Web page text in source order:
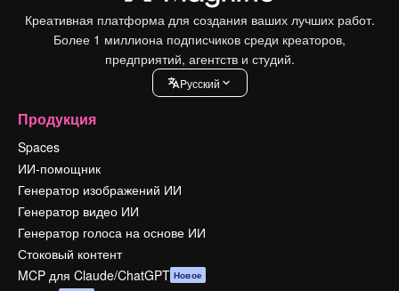
Креативная платформа для создания ваших лучших работ.
Более 1 миллиона подписчиков среди креаторов,
предприятий, агентств и студий.
Pусский
Продукция
Spaces
ИИ-помощник
Генератор изображений ИИ
Генератор видео ИИ
Генератор голоса на основе ИИ
Стоковый контент
MCP для Claude/ChatGPT Новое